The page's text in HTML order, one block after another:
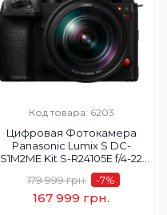
Код товара: 6203
Цифровая Фотокамера
Panasonic Lumix S DC-
S1M2ME Kit S-R24105E f/4-22
MACRO O.I.S.
167 999 грн.
179 999 грн. -7%